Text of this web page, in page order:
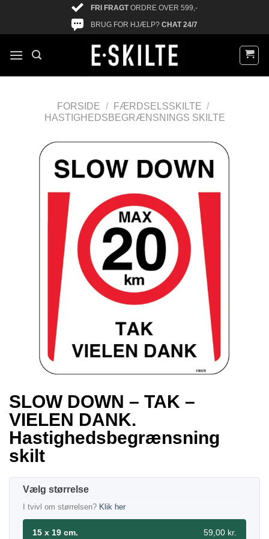
FRI FRAGTORDRE OVER 599,-
BRUG FOR HJÆLP? CHAT 24/7
FORSIDE / FÆRDSELSSKILTE /
HASTIGHEDSBEGRÆNSNINGS SKILTE
SLOW DOWN – TAK –
VIELEN DANK.
Hastighedsbegrænsning
skilt
størrelse
I tvivl om størrelsen? Klik her
15 x 19 cm. 59,00 kr.